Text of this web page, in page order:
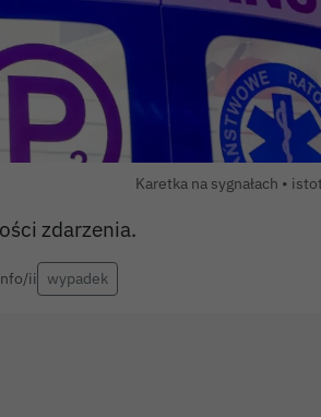
Karetka na sygnałach •
zdarzenia.
ii wypadek